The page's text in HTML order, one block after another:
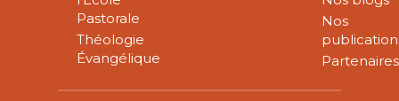
Pastorale
Théologie
Évangélique
Nos
Partenaires